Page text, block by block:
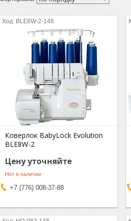
BLE8W-2-148
Коверлок BabyLock Evolution
BLE8W-2
Цену уточняйте
Нет в наличии
+7 (776) 008-37-88